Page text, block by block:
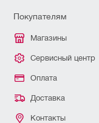
Покупателям
Магазины
Сервисный центр
Оплата
Доставка
Контакты